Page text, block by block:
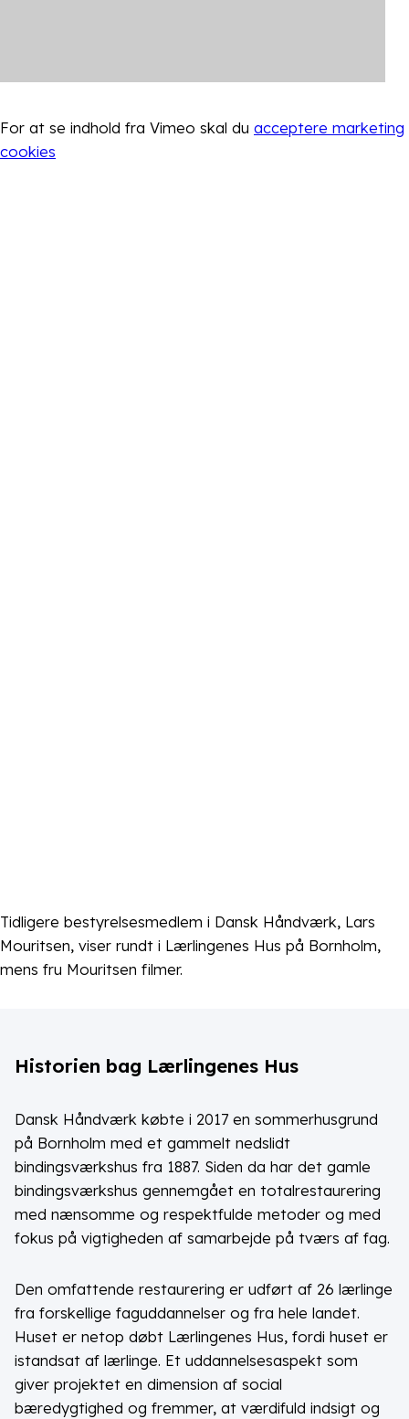
For at se indhold fra Vimeo skal du acceptere marketing
cookies
Tidligere bestyrelsesmedlem i Dansk Håndværk, Lars
Mouritsen, viser rundt i Lærlingenes Hus på Bornholm,
mens fru Mouritsen filmer.
Historien bag Lærlingenes Hus
Dansk Håndværk købte i 2017 en sommerhusgrund
på Bornholm med et gammelt nedslidt
bindingsværkshus fra 1887. Siden da har det gamle
bindingsværkshus gennemgået en totalrestaurering
med nænsomme og respektfulde metoder og med
fokus på vigtigheden af samarbejde på tværs af fag.
Den omfattende restaurering er udført af 26 lærlinge
fra forskellige faguddannelser og fra hele landet.
Huset er netop døbt Lærlingenes Hus, fordi huset er
istandsat af lærlinge. Et uddannelsesaspekt som
giver projektet en dimension af social
bæredygtighed og fremmer, at værdifuld indsigt og